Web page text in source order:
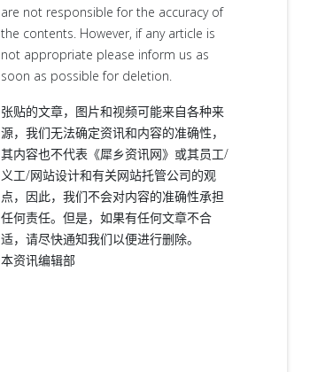
are not responsible for the accuracy of
the contents. However, if any article is
not appropriate please inform us as
soon as possible for deletion.
张贴的文章，图片和视频可能来自各种来
源，我们无法确定资讯和内容的准确性，
其内容也不代表《犀乡资讯网》或其员工/
义工/网站设计和有关网站托管公司的观
点，因此，我们不会对内容的准确性承担
任何责任。但是，如果有任何文章不合
适，请尽快通知我们以便进行删除。
本资讯编辑部